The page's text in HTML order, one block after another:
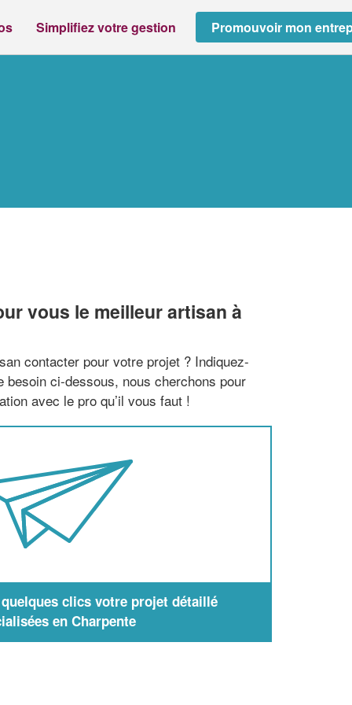
Simplifiez votre gestion Promouvoir mon
vous le meilleur artisan à
contacter pour votre projet ? Indiquez-
besoin ci-dessous, nous cherchons pour
avec le pro qu’il vous faut !
clics votre projet détaillé
en Charpente